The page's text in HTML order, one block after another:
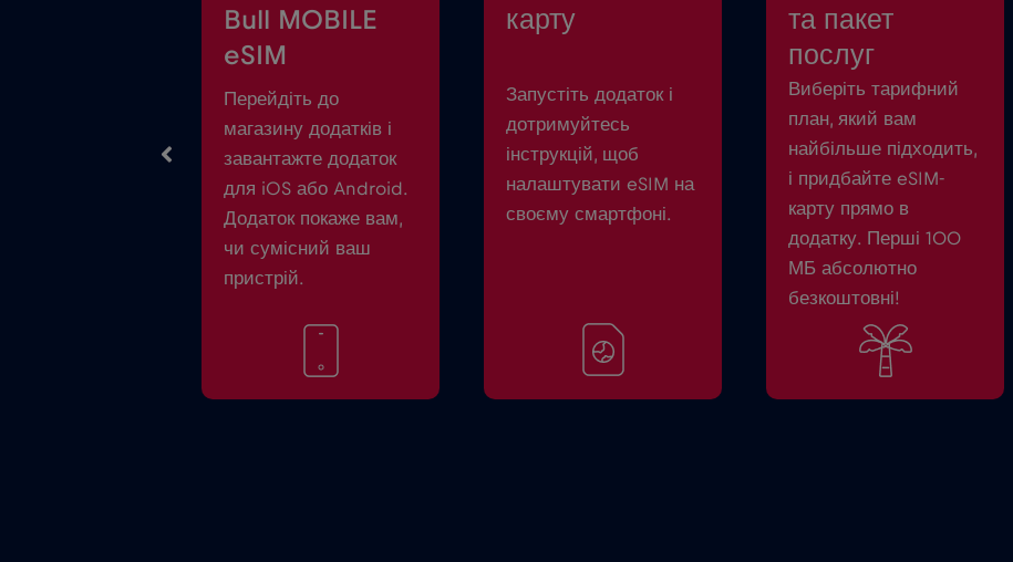
Bull MOBILE
eSIM
Перейдіть до
магазину додатків і
завантажте додаток
для iOS або Android.
Додаток покаже вам,
чи сумісний ваш
пристрій.
карту
Запустіть додаток і
дотримуйтесь
інструкцій, щоб
налаштувати eSIM на
своєму смартфоні.
та пакет
послуг
Виберіть тарифний
план, який вам
найбільше підходить,
і придбайте eSIM-
карту прямо в
додатку. Перші 100
МБ абсолютно
безкоштовні!